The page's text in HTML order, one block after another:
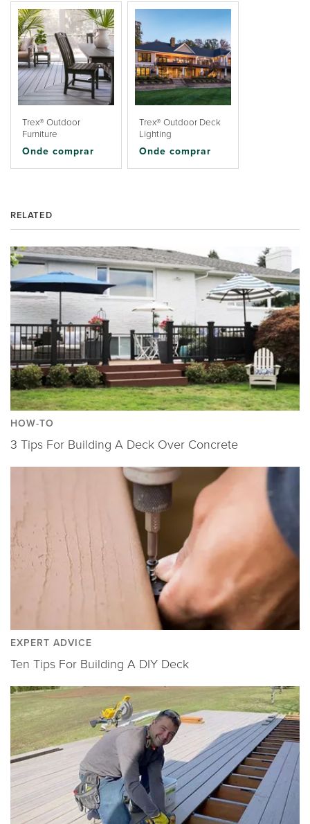
Trex® Outdoor
Furniture
Onde comprar
Trex® Outdoor Deck
Lighting
Onde comprar
RELATED
HOW-TO
3 Tips For Building A Deck Over Concrete
EXPERT ADVICE
Ten Tips For Building A DIY Deck